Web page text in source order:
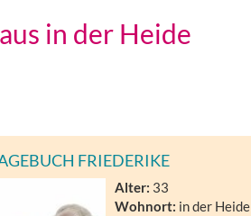
in der Heide
FRIEDERIKE
Alter: 33
Wohnort: in der Heide